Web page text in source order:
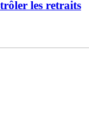
les retraits